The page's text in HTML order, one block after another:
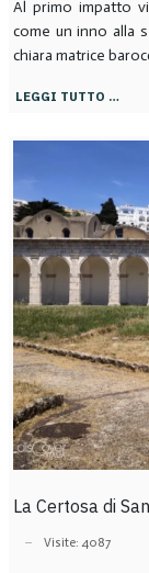
Al primo impatto
come un inno alla
chiara matrice
LEGGI TUTTO …
La Certosa di
Visite: 4087